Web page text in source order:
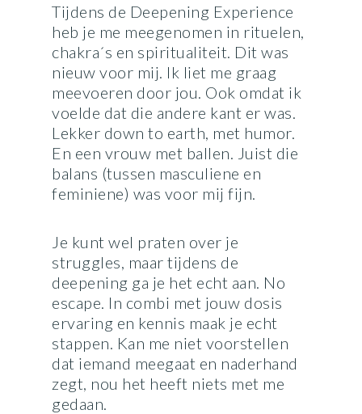
Tijdens de Deepening Experience
heb je me meegenomen in rituelen,
chakra´s en spiritualiteit. Dit was
nieuw voor mij. Ik liet me graag
meevoeren door jou. Ook omdat ik
voelde dat die andere kant er was.
Lekker down to earth, met humor.
En een vrouw met ballen. Juist die
balans (tussen masculiene en
feminiene) was voor mij fijn.
Je kunt wel praten over je
struggles, maar tijdens de
deepening ga je het echt aan. No
escape. In combi met jouw dosis
ervaring en kennis maak je echt
stappen. Kan me niet voorstellen
dat iemand meegaat en naderhand
zegt, nou het heeft niets met me
gedaan.